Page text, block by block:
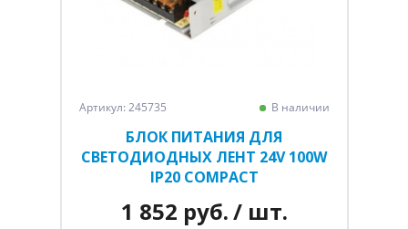
Артикул: 245735 В наличии
БЛОК ПИТАНИЯ ДЛЯ
СВЕТОДИОДНЫХ ЛЕНТ 24V 100W
IP20 COMPACT
1 852 руб./ шт.